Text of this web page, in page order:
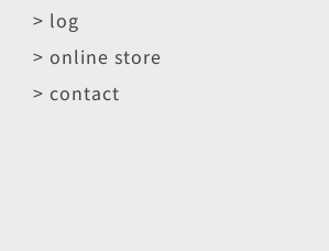
> log
> online store
> contact